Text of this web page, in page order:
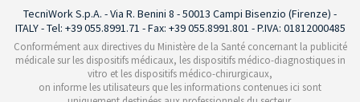
TecniWork S.p.A. - Via R. Benini 8 - 50013 Campi Bisenzio (Firenze) -
ITALY - Tel: +39 055.8991.71 - Fax: +39 055.8991.801 - P.IVA: 01812000485
Conformément aux directives du Ministère de la Santé concernant la publicité
médicale sur les dispositifs médicaux, les dispositifs médico-diagnostiques in
vitro et les dispositifs médico-chirurgicaux,
on informe les utilisateurs que les informations contenues ici sont